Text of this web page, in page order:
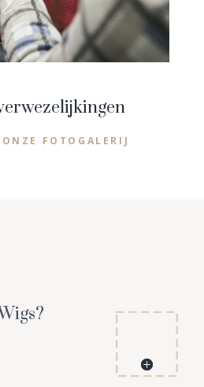
FOTOGALERIJ